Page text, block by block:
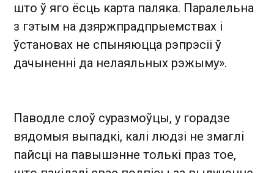
што ў яго ёсць карта паляка. Паралельна
з гэтым на дзяржпрадпрыемствах і
ўстановах не спыняюцца рэпрэсіі ў
дачыненні да нелаяльных рэжыму».
Паводле слоў суразмоўцы, у горадзе
вядомыя выпадкі, калі людзі не змаглі
пайсці на павышэнне толькі праз тое,